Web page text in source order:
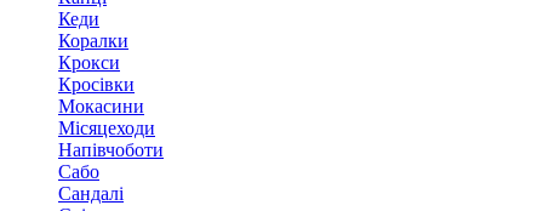
Кеди
Коралки
Крокси
Кросівки
Мокасини
Місяцеходи
Напівчоботи
Сабо
Сандалі